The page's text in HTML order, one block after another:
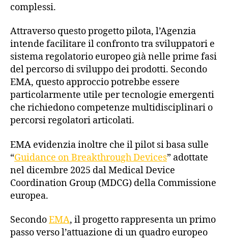
complessi.
Attraverso questo progetto pilota, l’Agenzia
intende facilitare il confronto tra sviluppatori e
sistema regolatorio europeo già nelle prime fasi
del percorso di sviluppo dei prodotti. Secondo
EMA, questo approccio potrebbe essere
particolarmente utile per tecnologie emergenti
che richiedono competenze multidisciplinari o
percorsi regolatori articolati.
EMA evidenzia inoltre che il pilot si basa sulle
“Guidance on Breakthrough Devices” adottate
nel dicembre 2025 dal Medical Device
Coordination Group (MDCG) della Commissione
europea.
SecondoEMA, il progetto rappresenta un primo
passo verso l’attuazione di un quadro europeo